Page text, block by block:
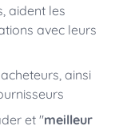
aident les
avec leurs
ainsi
et "meilleur